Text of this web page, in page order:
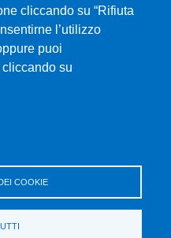
cliccando su “Rifiuta
l’utilizzo
puoi
su
COOKIE